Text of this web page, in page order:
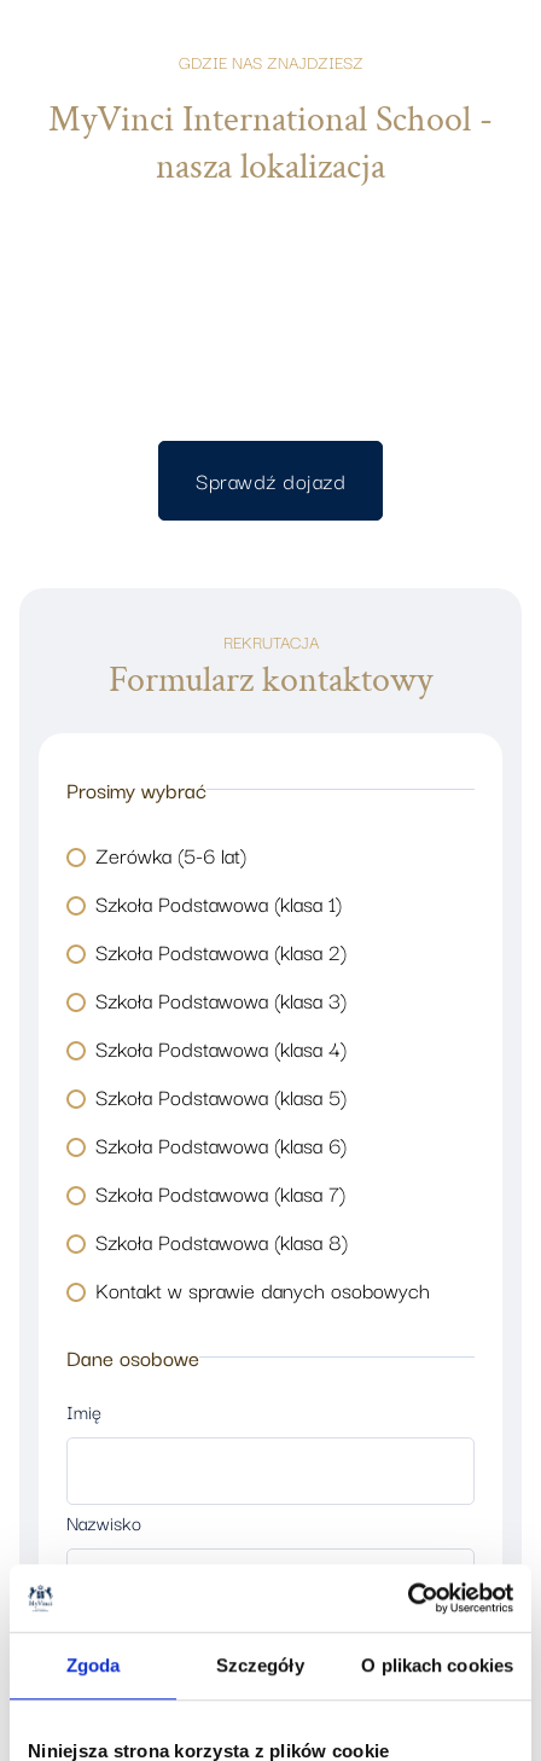
Zgoda Szczegóły O plikach cookies
Niniejsza strona korzysta z plików cookie
GDZIE NAS ZNAJDZIESZ
MyVinci International School -
nasza lokalizacja
Sprawdź dojazd
Sprawdź dojazd
REKRUTACJA
Formularz kontaktowy
Prosimy wybrać
Zerówka (5-6 lat)
Szkoła Podstawowa (klasa 1)
Szkoła Podstawowa (klasa 2)
Szkoła Podstawowa (klasa 3)
Szkoła Podstawowa (klasa 4)
Szkoła Podstawowa (klasa 5)
Szkoła Podstawowa (klasa 6)
Szkoła Podstawowa (klasa 7)
Szkoła Podstawowa (klasa 8)
Kontakt w sprawie danych osobowych
Dane osobowe
Imię
Nazwisko
Telefon kontaktowy
Email